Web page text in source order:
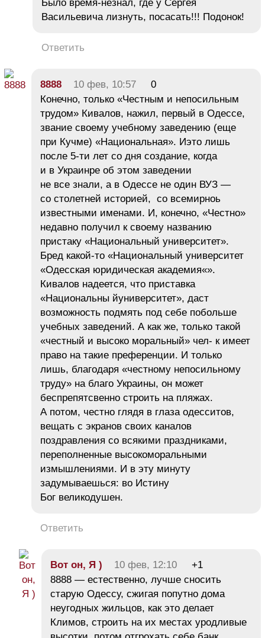
Было время-незнал, где у Сергея
Васильевича лизнуть, посасать!!! Подонок!
Ответить
8888 10 фев, 10:57
0
Конечно, только «Честным и непосильным
трудом» Кивалов, нажил, первый в Одессе,
звание своему учебному заведению (еще
при Кучме) «Национальная». Иэто лишь
после 5-ти лет со дня создание, когда
и в Украинре об этом заведении
не все знали, а в Одессе не один ВУЗ —
со столетней историей, со всемирноь
известными именами. И, конечно, «Честно»
недавно получил к своему названию
пристаку «Национальный университет».
Бред какой-то «Национальный университет
«Одесская юридическая академия«».
Кивалов надеется, что приставка
«Национальны йуниверситет», даст
возможность подмять под себе побольше
учебных заведений. А как же, только такой
«честный и высоко моральный» чел- к имеет
право на такие преференции. И только
лишь, благодаря «честному непосильному
труду» на благо Украины, он может
беспрепятсвенно строить на пляжах.
А потом, честно глядя в глаза одесситов,
вещать с экранов своих каналов
поздравления со всякими праздниками,
переполненные высокоморальными
измышлениями. И в эту минуту
задумываешься: во Истину
Бог великодушен.
Ответить
Вот он, Я ) 10 фев, 12:10
+1
8888 — естественно, лучше сносить
старую Одессу, сжигая попутно дома
неугодных жильцов, как это делает
Климов, строить на их местах уродливые